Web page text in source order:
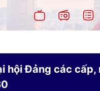
hội Đảng các cấp,